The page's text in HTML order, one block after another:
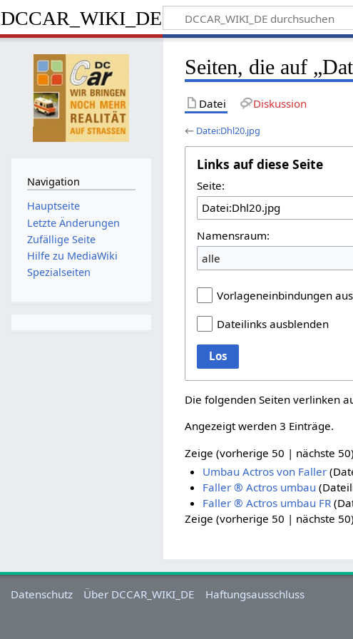
DCCAR_WIKI_DE
Seiten, die auf
Datei Diskussion
← Datei:Dhl20.jpg
Links auf diese Seite
Seite:
Namensraum:
alle
Vorlageneinbindungen
Dateilinks ausblenden
Los
Die folgenden Seiten verlinken
Angezeigt werden 3 Einträge.
Zeige (vorherige 50 | nächste 50
Umbau Actros von Faller
Faller ® Actros umbau
Faller ® Actros umbau FR
Zeige (vorherige 50 | nächste 50
Navigation
Hauptseite
Letzte Änderungen
Zufällige Seite
Hilfe zu MediaWiki
Spezialseiten
Datenschutz Über DCCAR_WIKI_DE Haftungsausschluss